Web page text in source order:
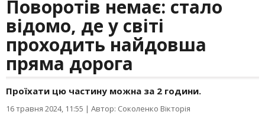
Поворотів немає: стало
відомо, де у світі
проходить найдовша
пряма дорога
Проїхати цю частину можна за 2 години.
16 травня 2024, 11:55 | Автор: Соколенко Вікторія